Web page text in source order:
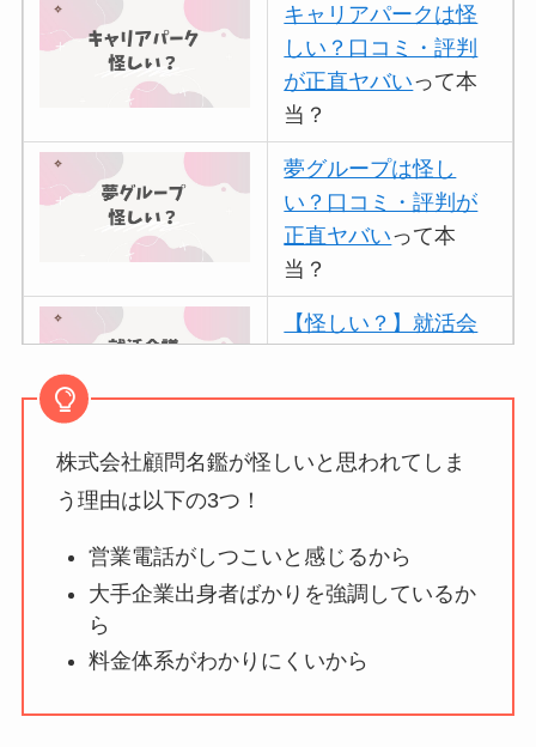
キャリアパークは怪
しい？口コミ・評判
が正直ヤバいって本
当？
夢グループは怪し
い？口コミ・評判が
正直ヤバいって本
当？
【怪しい？】就活会
アトムクリニックは
本当？
ータバンクの口コ
う？
株式会社顧問名鑑が怪しいと思われてしま
う理由は以下の3つ！
営業電話がしつこいと感じるから
大手企業出身者ばかりを強調しているか
ら
料金体系がわかりにくいから